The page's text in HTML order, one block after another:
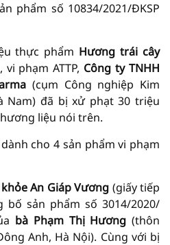
phẩm số 10834/2021/ĐKSP
thực phẩm Hương trái cây
phạm ATTP, Công ty TNHH
(cụm Công nghiệp Kim
Nam) đã bị xử phạt 30 triệu
liệu nói trên.
cho 4 sản phẩm vi phạm
An Giáp Vương (giấy tiếp
bố sản phẩm số 3014/2020/
bà Phạm Thị Hương (thôn
Anh, Hà Nội). Cùng với bị